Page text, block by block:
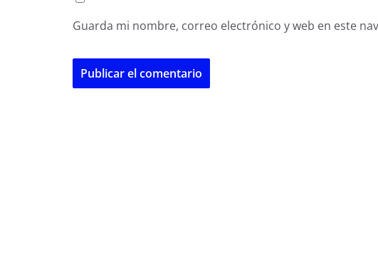
Guarda mi nombre, correo electrónico y web en este